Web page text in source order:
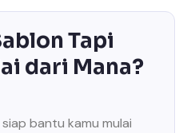
Tapi
dari Mana?
bantu kamu mulai